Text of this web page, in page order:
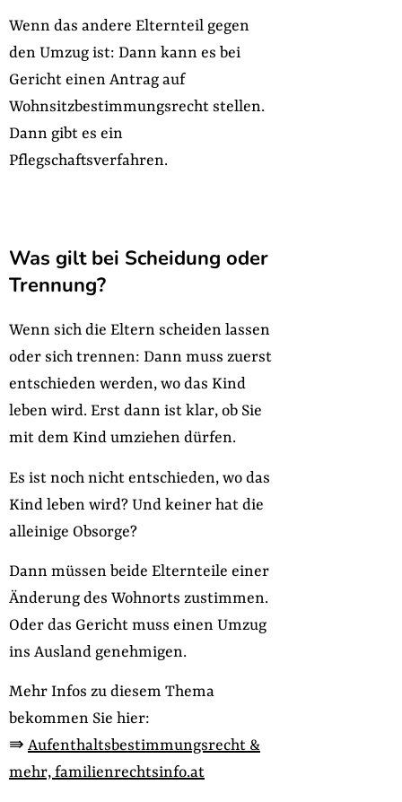
Wenn das andere Elternteil gegen
den Umzug ist: Dann kann es bei
Gericht einen Antrag auf
Wohnsitzbestimmungsrecht stellen.
Dann gibt es ein
Pflegschaftsverfahren.
Was gilt bei Scheidung oder
Trennung?
Wenn sich die Eltern scheiden lassen
oder sich trennen: Dann muss zuerst
entschieden werden, wo das Kind
leben wird. Erst dann ist klar, ob Sie
mit dem Kind umziehen dürfen.
Es ist noch nicht entschieden, wo das
Kind leben wird? Und keiner hat die
alleinige Obsorge?
Dann müssen beide Elternteile einer
Änderung des Wohnorts zustimmen.
Oder das Gericht muss einen Umzug
ins Ausland genehmigen.
Mehr Infos zu diesem Thema
bekommen Sie hier:
⇛ Aufenthaltsbestimmungsrecht &
mehr, familienrechtsinfo.at